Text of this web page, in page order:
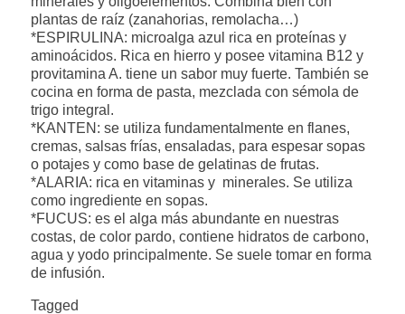
plantas de raíz (zanahorias, remolacha…)
*ESPIRULINA: microalga azul rica en proteínas y
aminoácidos. Rica en hierro y posee vitamina B12 y
provitamina A. tiene un sabor muy fuerte. También se
cocina en forma de pasta, mezclada con sémola de
trigo integral.
*KANTEN: se utiliza fundamentalmente en flanes,
cremas, salsas frías, ensaladas, para espesar sopas
o potajes y como base de gelatinas de frutas.
*ALARIA: rica en vitaminas y minerales. Se utiliza
como ingrediente en sopas.
*FUCUS: es el alga más abundante en nuestras
costas, de color pardo, contiene hidratos de carbono,
agua y yodo principalmente. Se suele tomar en forma
de infusión.
Tagged